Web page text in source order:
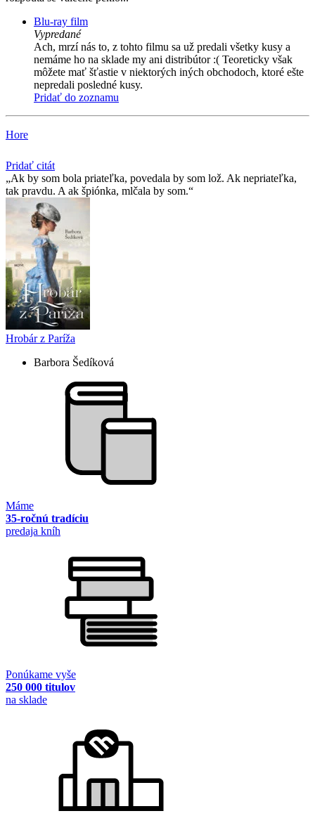
Blu-ray film
Vypredané
Ach, mrzí nás to, z tohto filmu sa už predali všetky kusy a
nemáme ho na sklade my ani distribútor :( Teoreticky však
môžete mať šťastie v niektorých iných obchodoch, ktoré ešte
nepredali posledné kusy.
Pridať do zoznamu
Hore
Pridať citát
Ak by som bola priateľka, povedala by som lož. Ak nepriateľka,
tak pravdu. A ak špiónka, mlčala by som.
Hrobár z Paríža
Barbora Šedíková
Máme
35-ročnú tradíciu
predaja kníh
Ponúkame vyše
250 000 titulov
na sklade